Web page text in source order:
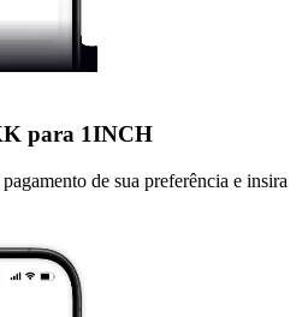
para 1INCH
de sua preferência e insira